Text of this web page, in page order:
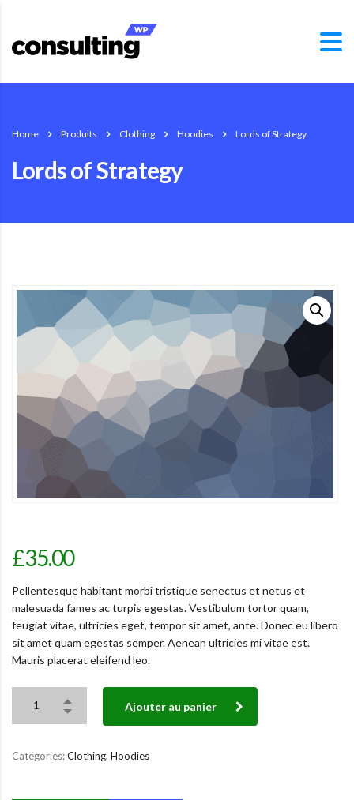
Home Produits Clothing Hoodies Lords of Strategy
Lords of Strategy
£35.00
Pellentesque habitant morbi tristique senectus et netus et
malesuada fames ac turpis egestas. Vestibulum tortor quam,
feugiat vitae, ultricies eget, tempor sit amet, ante. Donec eu libero
sit amet quam egestas semper. Aenean ultricies mi vitae est.
Mauris placerat eleifend leo.
Ajouter au panier
Catégories:Clothing, Hoodies